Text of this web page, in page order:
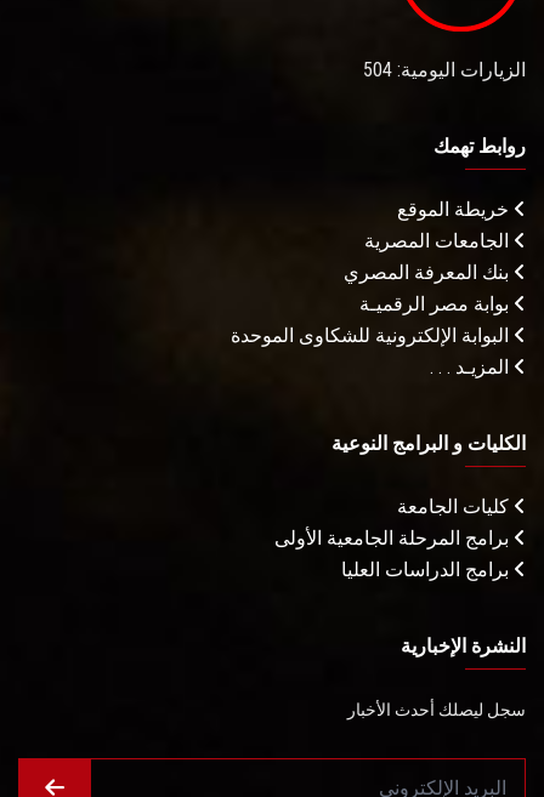
الزيارات اليومية: 504
روابط تهمك
خريطة الموقع
الجامعات المصرية
بنك المعرفة المصري
بوابة مصر الرقميـة
البوابة الإلكترونية للشكاوى الموحدة
المزيـد . . .
الكليات و البرامج النوعية
كليات الجامعة
برامج المرحلة الجامعية الأولى
برامج الدراسات العليا
النشرة الإخبارية
سجل ليصلك أحدث الأخبار